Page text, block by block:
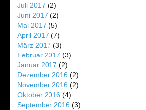
Juli 2017 (2)
Juni 2017 (2)
Mai 2017 (5)
April 2017 (7)
März 2017 (3)
Februar 2017 (3)
Januar 2017 (2)
Dezember 2016 (2)
November 2016 (2)
Oktober 2016 (4)
September 2016 (3)